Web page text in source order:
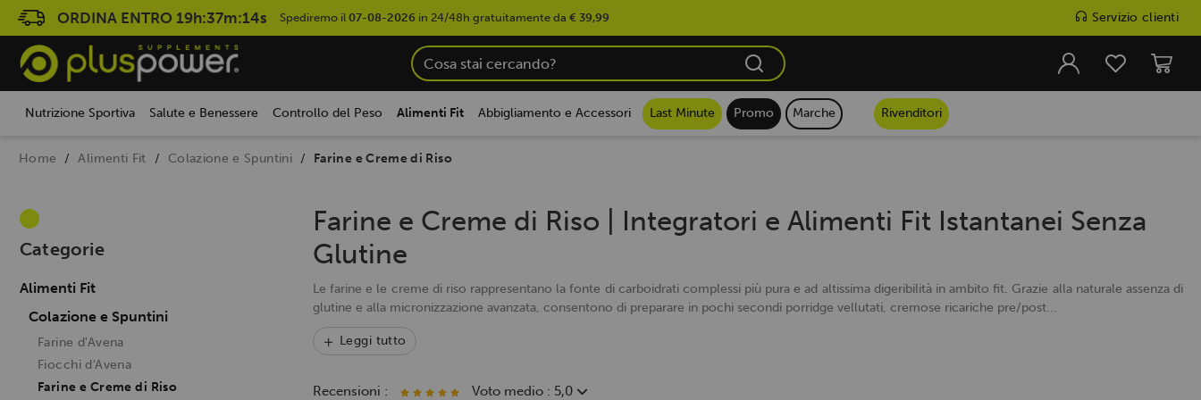
ORDINA ENTRO 19h:37m:13s Spediremo il 07-08-2026 in 24/48h gratuitamente da € 39,99 Servizio clienti
Nutrizione Sportiva Salute e Benessere Controllo del Peso Alimenti Fit Abbigliamento e Accessori Last Minute Promo Marche Rivenditori
Home Alimenti Fit Colazione e Spuntini Farine e Creme di Riso
Categorie
Alimenti Fit
Colazione e Spuntini
Farine d'Avena
Fiocchi d'Avena
Farine e Creme di Riso
Farine e Creme di Riso | Integratori e Alimenti Fit Istantanei Senza
Glutine
Le farine e le creme di riso rappresentano la fonte di carboidrati complessi più pura e ad altissima digeribilità in ambito fit. Grazie alla naturale assenza di
glutine e alla micronizzazione avanzata, consentono di preparare in pochi secondi porridge vellutati, cremose ricariche pre/post...
Leggi tutto
Recensioni : Voto medio : 5,0